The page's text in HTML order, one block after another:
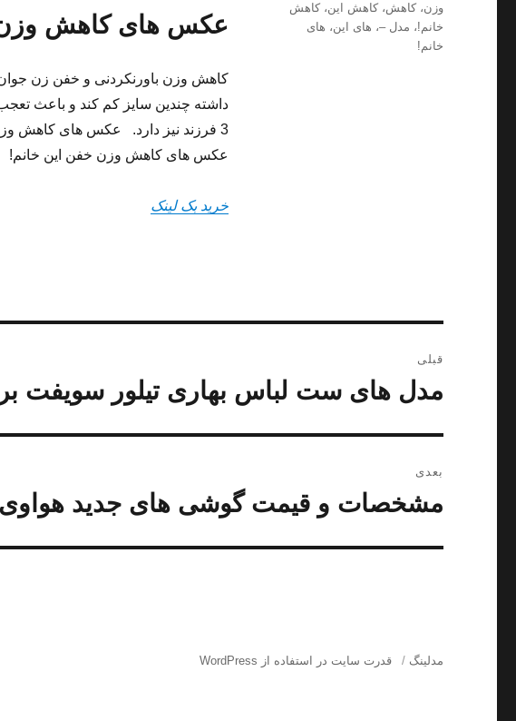
عکس های کاهش وزن
3 فرزند نیز دارد. عکس های کاهش وزن باورنکردی زن زیبا
عکس های کاهش وزن خفن این خانم!
خرید بک لینک
وزن،کاهش،کاهش این،کاهش
خانم!، مدل –، های این، های
خانم!
نوشته
قبلی
نوشته
مدل های ست لباس بهاری تیلور سویفت
بعدی
نوشته
مشخصات و قیمت گوشی های جدید هواوی P9 و P9 Plus
مدلینگ قدرت سایت در استفاده از WordPress